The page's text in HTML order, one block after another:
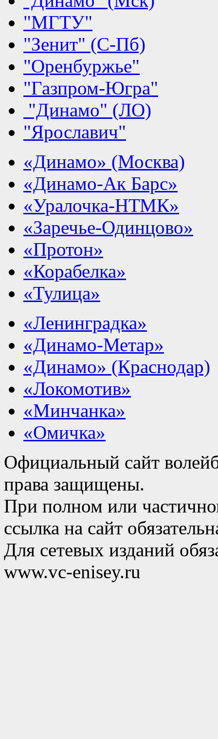
"МГТУ"
"Зенит" (С-Пб)
"Оренбуржье"
"Газпром-Югра"
"Динамо" (ЛО)
"Ярославич"
«Динамо» (Москва)
«Динамо-Ак Барс»
«Уралочка-НТМК»
«Заречье-Одинцово»
«Протон»
«Корабелка»
«Тулица»
«Ленинградка»
«Динамо-Метар»
«Динамо» (Краснодар)
«Локомотив»
«Минчанка»
«Омичка»
Официальный сайт
права защищены.
При полном или
ссылка на сайт
Для сетевых изданий
www.vc-enisey.ru